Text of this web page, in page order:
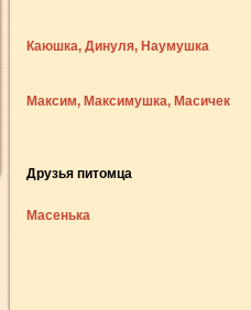
Каюшка, Динуля, Наумушка
Максим, Максимушка, Масичек
Друзья питомца
Масенька